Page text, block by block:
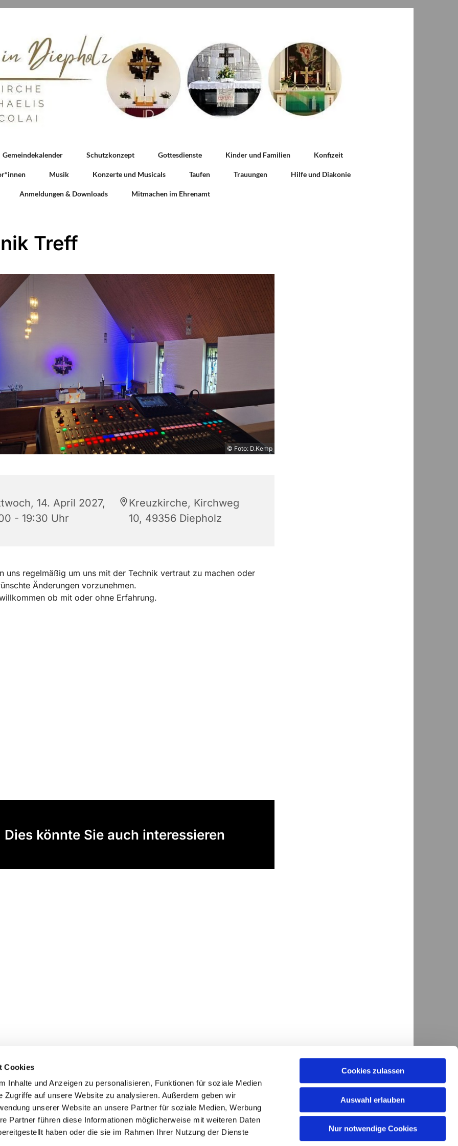
Cookies
Inhalte und Anzeigen zu personalisieren, Funktionen für soziale Medien
Zugriffe auf unsere Website zu analysieren. Außerdem geben wir
unserer Website an unsere Partner für soziale Medien, Werbung
Partner führen diese Informationen möglicherweise mit weiteren Daten
haben oder die sie im Rahmen Ihrer Nutzung der Dienste
Cookies zulassen
Auswahl erlauben
Nur notwendige Cookies
Gemeindekalender Schutzkonzept Gottesdienste Kinder und Familien Konfizeit
Musik Konzerte und Musicals Taufen Trauungen Hilfe und Diakonie
Anmeldungen & Downloads Mitmachen im Ehrenamt
Treff
© Foto: D.Kemp
14. April 2027,
- 19:30 Uhr
Kreuzkirche, Kirchweg
10, 49356 Diepholz
uns regelmäßig um uns mit der Technik vertraut zu machen oder
Änderungen vorzunehmen.
ob mit oder ohne Erfahrung.
Dies könnte Sie auch interessieren
Diepholz · Lange Str. 28, 49356 Diepholz054415293GKG.Diepholz@evlka.de
Kontaktinformationen
Impressum Datenschutz